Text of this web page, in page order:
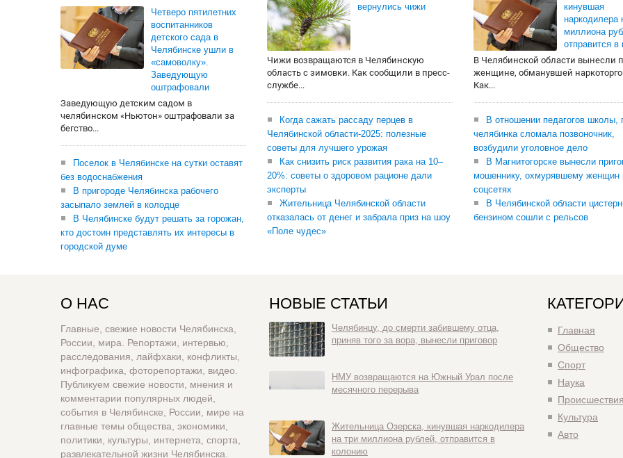
Четверо пятилетних
воспитанников
детского сада в
Челябинске ушли в
«самоволку».
Заведующую
оштрафовали
Заведующую детским садом в
челябинском «Ньютон» оштрафовали за
бегство...
Поселок в Челябинске на сутки оставят
без водоснабжения
В пригороде Челябинска рабочего
засыпало землей в колодце
В Челябинске будут решать за горожан,
кто достоин представлять их интересы в
городской думе
вернулись чижи
Чижи возвращаются в Челябинскую
область с зимовки. Как сообщили в пресс-
службе...
Когда сажать рассаду перцев в
Челябинской области-2025: полезные
советы для лучшего урожая
Как снизить риск развития рака на 10–
20%: советы о здоровом рационе дали
эксперты
Жительница Челябинской области
отказалась от денег и забрала приз на шоу
«Поле чудес»
кинувшая
наркодилера
миллиона
отправится
В Челябинской области вынесли
женщине, обманувшей
Как...
В отношении педагогов школы,
челябинка сломала позвоночник,
возбудили уголовное дело
В Магнитогорске вынесли
мошеннику, охмурявшему женщин
соцсетях
В Челябинской области
бензином сошли с рельсов
О НАС
Главные, свежие новости Челябинска,
России, мира. Репортажи, интервью,
расследования, лайфхаки, конфликты,
инфографика, фоторепортажи, видео.
Публикуем свежие новости, мнения и
комментарии популярных людей,
события в Челябинске, России, мире на
главные темы общества, экономики,
политики, культуры, интернета, спорта,
развлекательной жизни Челябинска.
НОВЫЕ СТАТЬИ
Челябинцу, до смерти забившему отца,
приняв того за вора, вынесли приговор
НМУ возвращаются на Южный Урал после
месячного перерыва
Жительница Озерска, кинувшая наркодилера
на три миллиона рублей, отправится в
колонию
Главная
Общество
Спорт
Наука
Культура
Авто